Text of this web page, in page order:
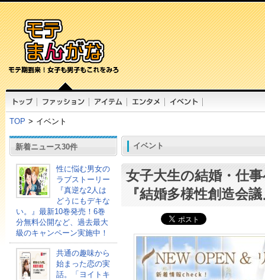
TOP > イベント
新着ニュース30件
性に悩む男女の
ラブストーリー
『真逆な2人は
どうにもデキな
い。』最新10巻発売！6巻
分無料公開など、過去最大
級のキャンペーン実施中！
共通の趣味から
始まった恋の実
話。「ヨイトキ
イベント
女子大生の結婚・仕
『結婚多様性創造会